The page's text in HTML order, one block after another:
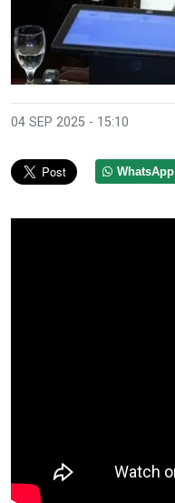
04 SEP 2025 - 15:10
WhatsApp